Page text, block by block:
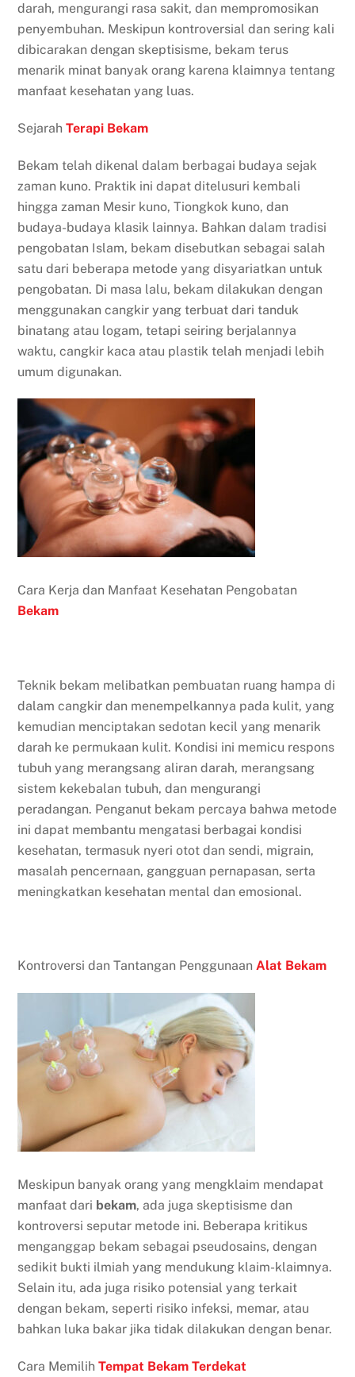
darah, mengurangi rasa sakit, dan mempromosikan
penyembuhan. Meskipun kontroversial dan sering kali
dibicarakan dengan skeptisisme, bekam terus
menarik minat banyak orang karena klaimnya tentang
manfaat kesehatan yang luas.
SejarahTerapi Bekam
Bekam telah dikenal dalam berbagai budaya sejak
zaman kuno. Praktik ini dapat ditelusuri kembali
hingga zaman Mesir kuno, Tiongkok kuno, dan
budaya-budaya klasik lainnya. Bahkan dalam tradisi
pengobatan Islam, bekam disebutkan sebagai salah
satu dari beberapa metode yang disyariatkan untuk
pengobatan. Di masa lalu, bekam dilakukan dengan
menggunakan cangkir yang terbuat dari tanduk
binatang atau logam, tetapi seiring berjalannya
waktu, cangkir kaca atau plastik telah menjadi lebih
umum digunakan.
Cara Kerja dan Manfaat Kesehatan Pengobatan
Bekam
Teknik bekam melibatkan pembuatan ruang hampa di
dalam cangkir dan menempelkannya pada kulit, yang
kemudian menciptakan sedotan kecil yang menarik
darah ke permukaan kulit. Kondisi ini memicu respons
tubuh yang merangsang aliran darah, merangsang
sistem kekebalan tubuh, dan mengurangi
peradangan. Penganut bekam percaya bahwa metode
ini dapat membantu mengatasi berbagai kondisi
kesehatan, termasuk nyeri otot dan sendi, migrain,
masalah pencernaan, gangguan pernapasan, serta
meningkatkan kesehatan mental dan emosional.
Kontroversi dan Tantangan PenggunaanAlat Bekam
Meskipun banyak orang yang mengklaim mendapat
manfaat dari bekam, ada juga skeptisisme dan
kontroversi seputar metode ini. Beberapa kritikus
menganggap bekam sebagai pseudosains, dengan
sedikit bukti ilmiah yang mendukung klaim-klaimnya.
Selain itu, ada juga risiko potensial yang terkait
dengan bekam, seperti risiko infeksi, memar, atau
bahkan luka bakar jika tidak dilakukan dengan benar.
Cara MemilihTempat Bekam Terdekat